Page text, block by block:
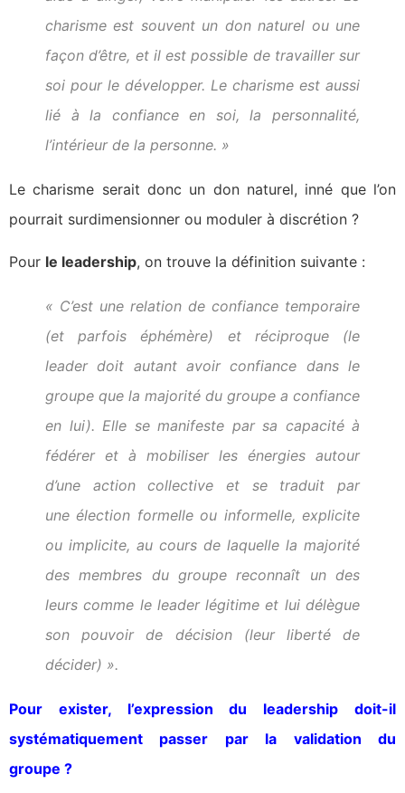
charisme est souvent un don naturel ou une
façon d’être, et il est possible de travailler sur
soi pour le développer. Le charisme est aussi
lié à la confiance en soi, la personnalité,
l’intérieur de la personne. »
Le charisme serait donc un don naturel, inné que l’on
pourrait surdimensionner ou moduler à discrétion ?
Pour le leadership, on trouve la définition suivante :
« C’est une relation de confiance temporaire
(et parfois éphémère) et réciproque (le
leader doit autant avoir confiance dans le
groupe que la majorité du groupe a confiance
en lui). Elle se manifeste par sa capacité à
fédérer et à mobiliser les énergies autour
d’une action collective et se traduit par
uneélection formelle ou informelle, explicite
ou implicite, au cours de laquelle la majorité
des membres du groupe reconnaît un des
leurs comme le leader légitime et lui délègue
son pouvoir de décision (leur liberté de
décider) ».
Pour exister, l’expression du leadership doit-il
systématiquement passer par la validation du
groupe ?